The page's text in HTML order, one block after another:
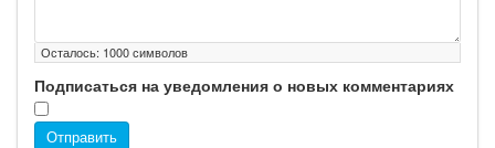
Осталось: 1000символов
Подписаться на уведомления о новых комментариях
Отправить